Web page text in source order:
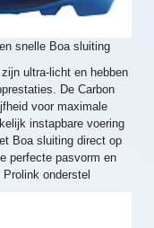
snelle Boa sluiting
ultra-licht en hebben
De Carbon
voor maximale
instapbare voering
Boa sluiting direct op
perfecte pasvorm en
onderstel